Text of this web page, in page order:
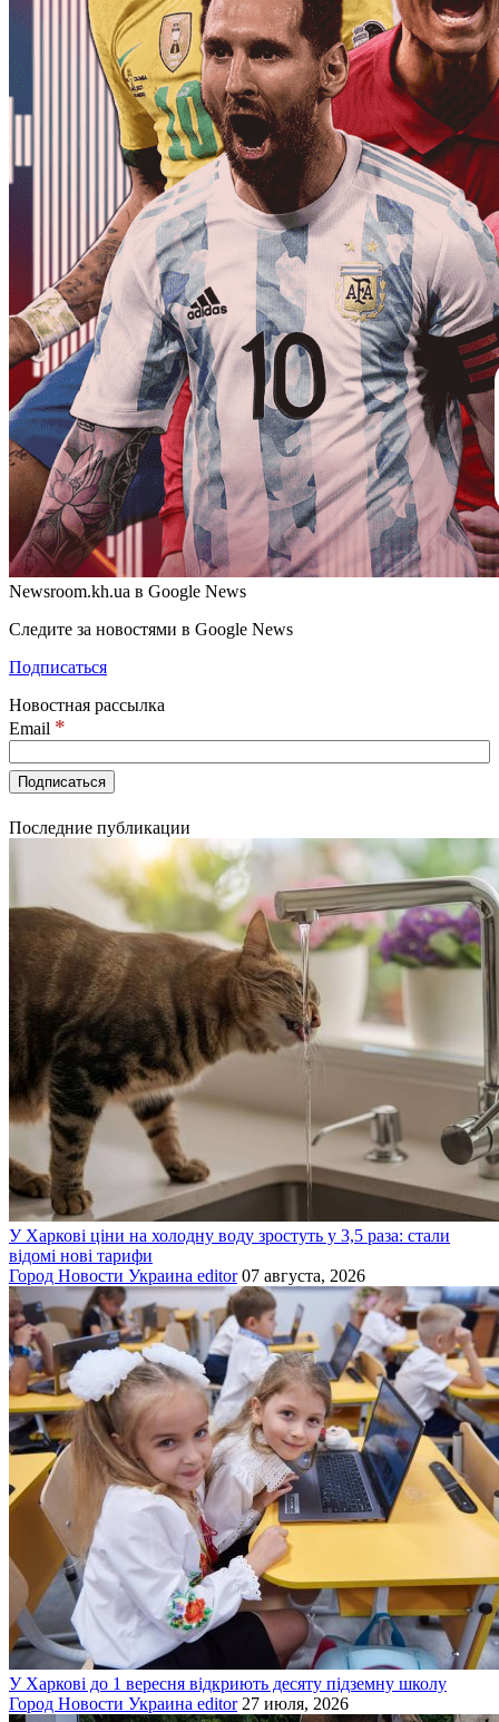
Newsroom.kh.ua в Google News
Следите за новостями в Google News
Подписаться
Новостная рассылка
Email *
Последние публикации
У Харкові ціни на холодну воду зростуть у 3,5 раза: стали
відомі нові тарифи
Город Новости Украина editor 07 августа, 2026
У Харкові до 1 вересня відкриють десяту підземну школу
Город Новости Украина editor 27 июля, 2026